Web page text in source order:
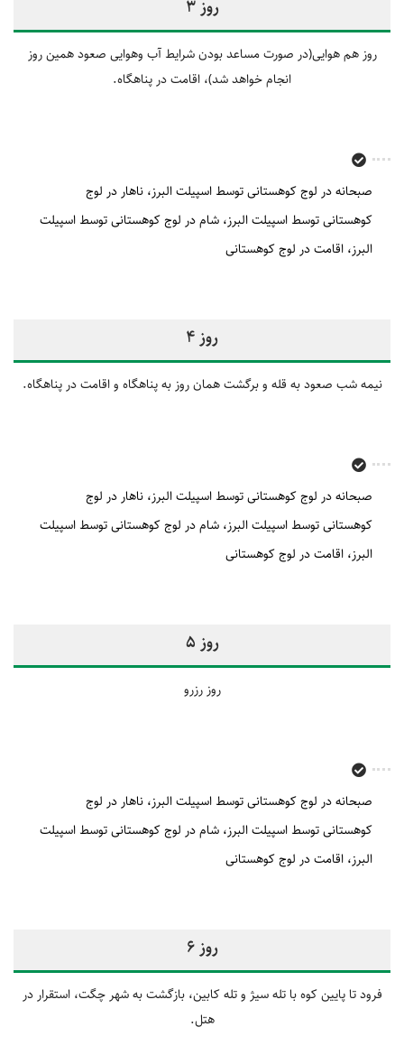
روز 3
روز هم هوایی(در صورت مساعد بودن شرایط آب وهوایی صعود همین روز
انجام خواهد شد)، اقامت در پناهگاه.
صبحانه در لوج کوهستانی توسط اسپیلت البرز ناهار در لوج
کوهستانی توسط اسپیلت البرز شام در لوج کوهستانی توسط اسپیلت
البرز اقامت در لوج کوهستانی
روز 4
نیمه شب صعود به قله و برگشت همان روز به پناهگاه و اقامت در پناهگاه.
صبحانه در لوج کوهستانی توسط اسپیلت البرز ناهار در لوج
کوهستانی توسط اسپیلت البرز شام در لوج کوهستانی توسط اسپیلت
البرز اقامت در لوج کوهستانی
روز 5
روز رزرو
صبحانه در لوج کوهستانی توسط اسپیلت البرز ناهار در لوج
کوهستانی توسط اسپیلت البرز شام در لوج کوهستانی توسط اسپیلت
البرز اقامت در لوج کوهستانی
روز 6
فرود تا پایین کوه با تله سیژ و تله کابین، بازگشت به شهر چگت، استقرار در
هتل.